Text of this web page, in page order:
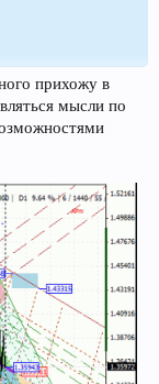
прихожу в
мысли по